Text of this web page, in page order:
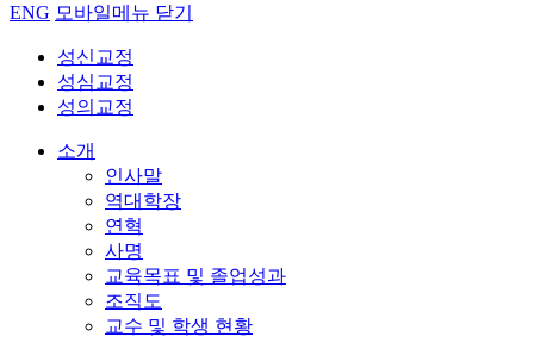
ENG 모바일메뉴 닫기
성신교정
성심교정
성의교정
소개
인사말
역대학장
연혁
사명
교육목표 및 졸업성과
조직도
교수 및 학생 현황